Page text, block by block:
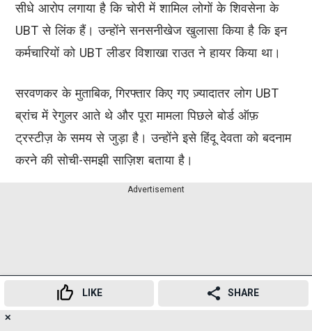
सीधे आरोप लगाया है कि चोरी में शामिल लोगों के शिवसेना के
UBT से लिंक हैं। उन्होंने सनसनीखेज खुलासा किया है कि इन
कर्मचारियों को UBT लीडर विशाखा राउत ने हायर किया था।
सरवणकर के मुताबिक, गिरफ्तार किए गए ज़्यादातर लोग UBT
ब्रांच में रेगुलर आते थे और पूरा मामला पिछले बोर्ड ऑफ़
ट्रस्टीज़ के समय से जुड़ा है। उन्होंने इसे हिंदू देवता को बदनाम
करने की सोची-समझी साज़िश बताया है।
Advertisement
LIKE SHARE
✕